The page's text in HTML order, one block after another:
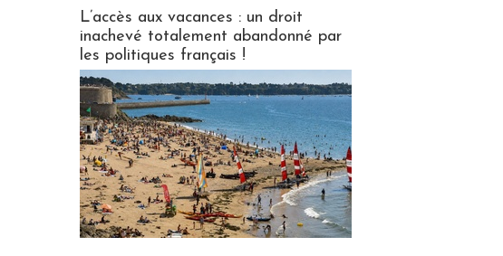
L’accès aux vacances : un droit
inachevé totalement abandonné par
les politiques français !